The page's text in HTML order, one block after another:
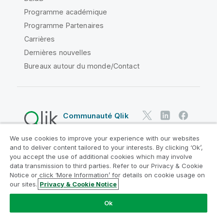
Programme académique
Programme Partenaires
Carrières
Dernières nouvelles
Bureaux autour du monde/Contact
Communauté Qlik
Contrats juridiques
Conditions d'utilisation des produits
Legal Policies
Conditions légales
Conditions d'utilisation
Marques
Do Not Share My Info
Copyright © 1993-2026 QlikTech International AB. Tous
We use cookies to improve your experience with our websites
and to deliver content tailored to your interests. By clicking ‘Ok’,
you accept the use of additional cookies which may involve
data transmission to third parties. Refer to our Privacy & Cookie
Notice or click ‘More Information’ for details on cookie usage on
our sites. Privacy & Cookie Notice
Ok